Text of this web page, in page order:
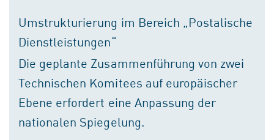
Umstrukturierung im Bereich „Postalische
Dienstleistungen“
Die geplante Zusammenführung von zwei
Technischen Komitees auf europäischer
Ebene erfordert eine Anpassung der
nationalen Spiegelung.